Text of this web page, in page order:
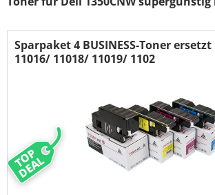
TOP
DEAL
Sparpaket 4 BUSINESS-Toner ersetzt
11016/ 11018/ 11019/ 1102